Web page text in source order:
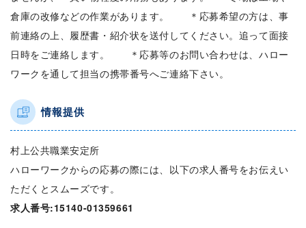
倉庫の改修などの作業があります。 ＊応募希望の方は、事
前連絡の上、履歴書・紹介状を送付してください。追って面接
日時をご連絡します。 ＊応募等のお問い合わせは、ハロー
ワークを通して担当の携帯番号へご連絡下さい。
情報提供
村上公共職業安定所
ハローワークからの応募の際には、以下の求人番号をお伝えい
ただくとスムーズです。
求人番号:15140-01359661